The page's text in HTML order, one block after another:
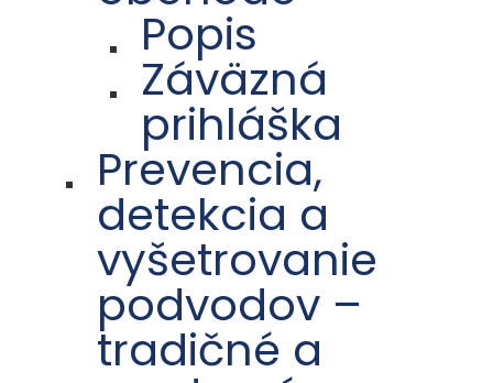
Popis
Záväzná
prihláška
Prevencia,
detekcia a
vyšetrovanie
podvodov –
tradičné a